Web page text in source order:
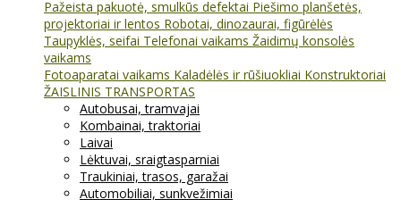
Pažeista pakuotė, smulkūs defektai Piešimo planšetės,
projektoriai ir lentos Robotai, dinozaurai, figūrėlės
Taupyklės, seifai Telefonai vaikams Žaidimų konsolės
vaikams
Fotoaparatai vaikams Kaladėlės ir rūšiuokliai Konstruktoriai
ŽAISLINIS TRANSPORTAS
Autobusai, tramvajai
Kombainai, traktoriai
Laivai
Lėktuvai, sraigtasparniai
Traukiniai, trasos, garažai
Automobiliai, sunkvežimiai